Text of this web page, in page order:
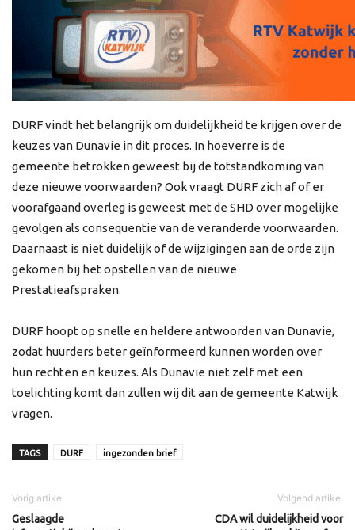
DURF vindt het belangrijk om duidelijkheid te krijgen over de
keuzes van Dunavie in dit proces. In hoeverre is de
gemeente betrokken geweest bij de totstandkoming van
deze nieuwe voorwaarden? Ook vraagt DURF zich af of er
voorafgaand overleg is geweest met de SHD over mogelijke
gevolgen als consequentie van de veranderde voorwaarden.
Daarnaast is niet duidelijk of de wijzigingen aan de orde zijn
gekomen bij het opstellen van de nieuwe
Prestatieafspraken.
DURF hoopt op snelle en heldere antwoorden van Dunavie,
zodat huurders beter geïnformeerd kunnen worden over
hun rechten en keuzes. Als Dunavie niet zelf met een
toelichting komt dan zullen wij dit aan de gemeente Katwijk
vragen.
TAGS DURF ingezonden brief
Vorig artikel
Geslaagde
Volgend artikel
CDA wil duidelijkheid voor